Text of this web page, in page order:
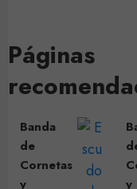
Páginas
Banda
de
Cornetas
y
y